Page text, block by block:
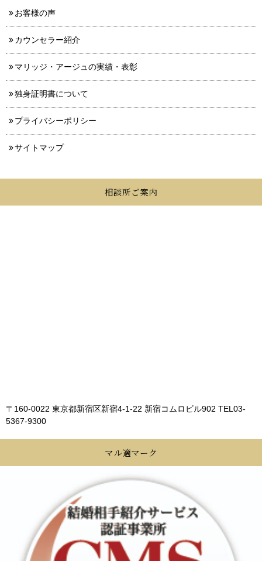
お客様の声
カウンセラー紹介
マリッジ・アージュの実績・表彰
独身証明書について
プライバシーポリシー
サイトマップ
相談所ご案内
〒160-0022 東京都新宿区新宿4-1-22 新宿コムロビル902 TEL03-
5367-9300
マル適マーク